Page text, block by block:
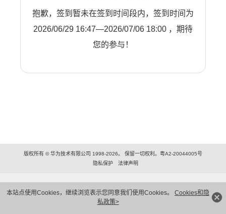
本站点使用Cookies，继续浏览表示您同意我们使用Cookies。 Cookies和隐
私政策>
抱歉，签到暂未在签到时间段内，签到时间为
2026/06/29 16:47—2026/07/06 18:00 ，期待
您的参与！
版权所有 © 华为技术有限公司 1998-2026。 保留一切权利。粤A2-20044005号
隐私保护
法律声明